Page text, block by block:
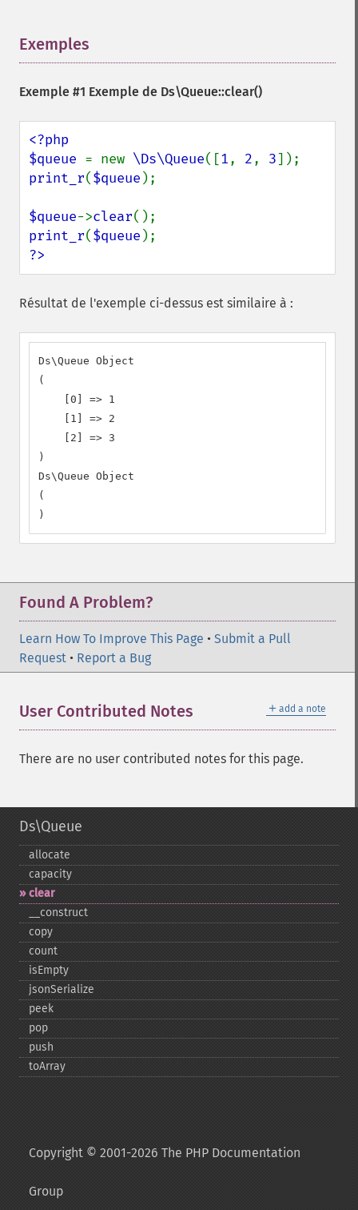
Exemples
Exemple #1 Exemple de Ds\Queue::clear()
<?php
$queue = new \Ds\Queue([1, 2, 3
print_r($queue );
$queue->clear
print_r($queue
?>
Résultat de l'exemple ci-dessus est similaire à :
Ds\Queue Object
(
    [0] => 1
    [1] => 2
    [2] => 3
)
Ds\Queue Object
(
)
Found A Problem?
Learn How To Improve This Page • Submit a Pull
Request • Report a Bug
＋ add a note
User Contributed Notes
There are no user contributed notes for this page.
Ds\Queue
allocate
capacity
clear
_​_​construct
copy
count
isEmpty
jsonSerialize
peek
pop
push
toArray
Copyright © 2001-2026 The PHP Documentation
Group